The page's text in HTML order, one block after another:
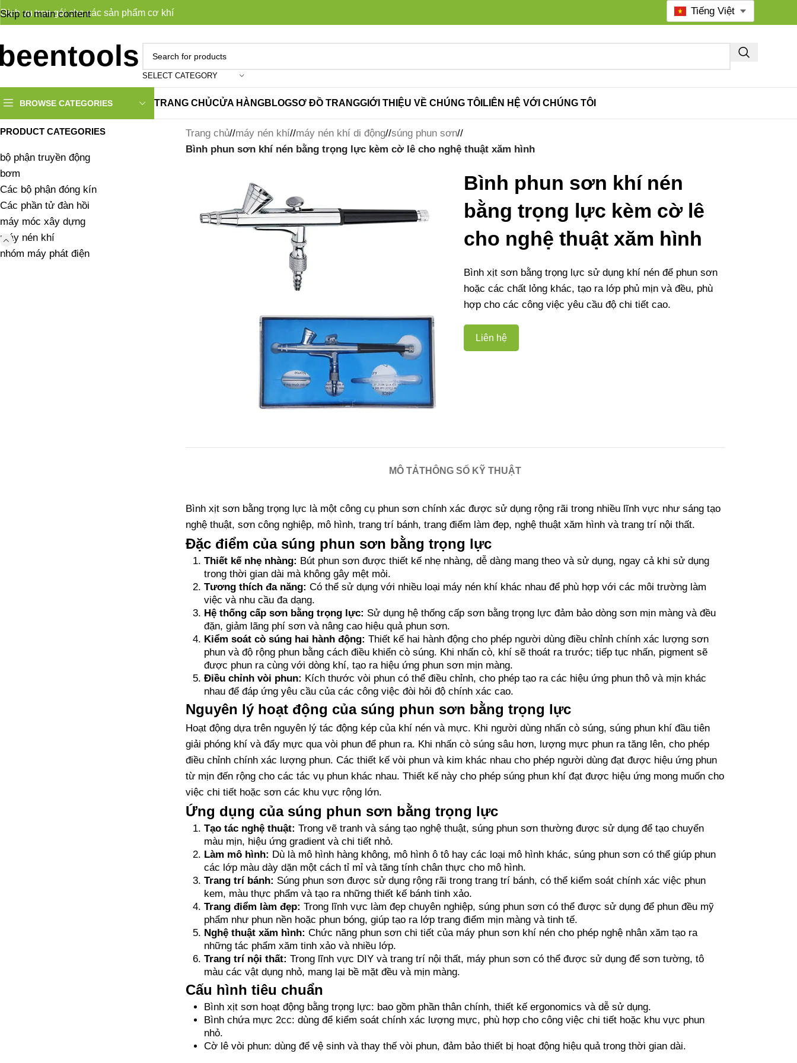
Skip to main content
Dịch vụ trọn gói cho các sản phẩm cơ khí
SELECT CATEGORY
BROWSE CATEGORIES TRANG CHỦCỬA HÀNGBLOGSƠ ĐỒ TRANGGIỚI THIỆU VỀ CHÚNG TÔI LIÊN HỆ VỚI CHÚNG TÔI
Tiếng Việt
PRODUCT CATEGORIES
bộ phận truyền động
bơm
Các bộ phận đóng kín
Các phần tử đàn hồi
máy móc xây dựng
máy nén khí
nhóm máy phát điện
Trang chủ/ máy nén khí/ máy nén khí di động/ súng phun sơn/
Bình phun sơn khí nén bằng trọng lực kèm cờ lê cho nghệ thuật xăm hình
Bình phun sơn khí nén
bằng trọng lực kèm cờ lê
cho nghệ thuật xăm hình
Bình xịt sơn bằng trọng lực sử dụng khí nén để phun sơn
hoặc các chất lỏng khác, tạo ra lớp phủ mịn và đều, phù
hợp cho các công việc yêu cầu độ chi tiết cao.
Liên hệ
MÔ TẢTHÔNG SỐ KỸ THUẬT
Bình xịt sơn bằng trọng lực là một công cụ phun sơn chính xác được sử dụng rộng rãi trong nhiều lĩnh vực như sáng tạo
nghệ thuật, sơn công nghiệp, mô hình, trang trí bánh, trang điểm làm đẹp, nghệ thuật xăm hình và trang trí nội thất.
Đặc điểm của súng phun sơn bằng trọng lực
Thiết kế nhẹ nhàng: Bút phun sơn được thiết kế nhẹ nhàng, dễ dàng mang theo và sử dụng, ngay cả khi sử dụng
trong thời gian dài mà không gây mệt mỏi.
Tương thích đa năng: Có thể sử dụng với nhiều loại máy nén khí khác nhau để phù hợp với các môi trường làm
việc và nhu cầu đa dạng.
Hệ thống cấp sơn bằng trọng lực: Sử dụng hệ thống cấp sơn bằng trọng lực đảm bảo dòng sơn mịn màng và đều
đặn, giảm lãng phí sơn và nâng cao hiệu quả phun sơn.
Kiểm soát cò súng hai hành động: Thiết kế hai hành động cho phép người dùng điều chỉnh chính xác lượng sơn
phun và độ rộng phun bằng cách điều khiển cò súng. Khi nhấn cò, khí sẽ thoát ra trước; tiếp tục nhấn, pigment sẽ
được phun ra cùng với dòng khí, tạo ra hiệu ứng phun sơn mịn màng.
Điều chỉnh vòi phun: Kích thước vòi phun có thể điều chỉnh, cho phép tạo ra các hiệu ứng phun thô và mịn khác
nhau để đáp ứng yêu cầu của các công việc đòi hỏi độ chính xác cao.
Nguyên lý hoạt động của súng phun sơn bằng trọng lực
Hoạt động dựa trên nguyên lý tác động kép của khí nén và mực. Khi người dùng nhấn cò súng, súng phun khí đầu tiên
giải phóng khí và đẩy mực qua vòi phun để phun ra. Khi nhấn cò súng sâu hơn, lượng mực phun ra tăng lên, cho phép
điều chỉnh chính xác lượng phun. Các thiết kế vòi phun và kim khác nhau cho phép người dùng đạt được hiệu ứng phun
từ mịn đến rộng cho các tác vụ phun khác nhau. Thiết kế này cho phép súng phun khí đạt được hiệu ứng mong muốn cho
việc chi tiết hoặc sơn các khu vực rộng lớn.
Ứng dụng của súng phun sơn bằng trọng lực
Tạo tác nghệ thuật: Trong vẽ tranh và sáng tạo nghệ thuật, súng phun sơn thường được sử dụng để tạo chuyển
màu mịn, hiệu ứng gradient và chi tiết nhỏ.
Làm mô hình: Dù là mô hình hàng không, mô hình ô tô hay các loại mô hình khác, súng phun sơn có thể giúp phun
các lớp màu dày dặn một cách tỉ mỉ và tăng tính chân thực cho mô hình.
Trang trí bánh: Súng phun sơn được sử dụng rộng rãi trong trang trí bánh, có thể kiểm soát chính xác việc phun
kem, màu thực phẩm và tạo ra những thiết kế bánh tinh xảo.
Trang điểm làm đẹp: Trong lĩnh vực làm đẹp chuyên nghiệp, súng phun sơn có thể được sử dụng để phun đều mỹ
phẩm như phun nền hoặc phun bóng, giúp tạo ra lớp trang điểm mịn màng và tinh tế.
Nghệ thuật xăm hình: Chức năng phun sơn chi tiết của máy phun sơn khí nén cho phép nghệ nhân xăm tạo ra
những tác phẩm xăm tinh xảo và nhiều lớp.
Trang trí nội thất: Trong lĩnh vực DIY và trang trí nội thất, máy phun sơn có thể được sử dụng để sơn tường, tô
màu các vật dụng nhỏ, mang lại bề mặt đều và mịn màng.
Cấu hình tiêu chuẩn
Bình xịt sơn hoạt động bằng trọng lực: bao gồm phần thân chính, thiết kế ergonomics và dễ sử dụng.
Bình chứa mực 2cc: dùng để kiểm soát chính xác lượng mực, phù hợp cho công việc chi tiết hoặc khu vực phun
nhỏ.
Cờ lê vòi phun: dùng để vệ sinh và thay thế vòi phun, đảm bảo thiết bị hoạt động hiệu quả trong thời gian dài.